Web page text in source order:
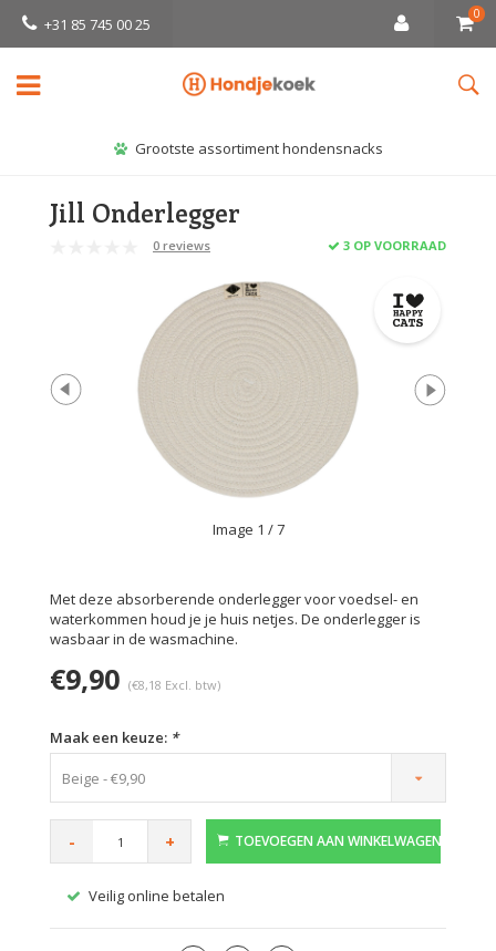
+31 85 745 00 25
0
Grootste assortiment hondensnacks
Jill Onderlegger
0 reviews 3 OP VOORRAAD
Image 1 / 7
Met deze absorberende onderlegger voor voedsel- en
waterkommen houd je je huis netjes. De onderlegger is
wasbaar in de wasmachine.
€9,90 (€8,18 Excl. btw)
Maak een keuze: *
Beige - €9,90
- + TOEVOEGEN AAN WINKELWAGEN
Veilig online betalen